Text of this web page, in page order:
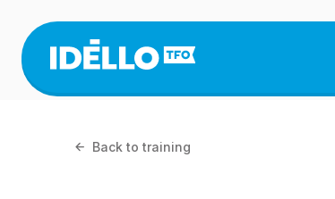
main
content
Back to training